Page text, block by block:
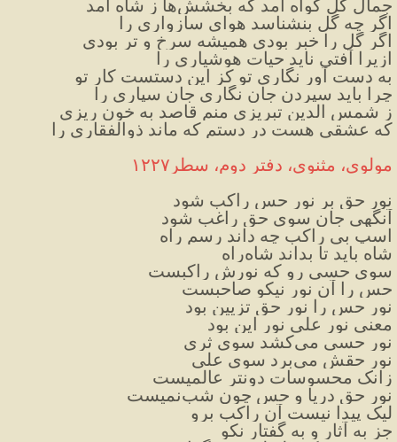
جمال گل گواه آمد که بخشش‌ها ز شاه آمد
اگر چه گل بنشناسد هوای سازواری را
اگر گل را خبر بودی همیشه سرخ و تر بودی
ازیرا آفتی ناید حیات هوشیاری را
به دست آور نگاری تو کز این دستست کار تو
چرا باید سپردن جان نگاری جان سپاری را
ز شمس الدین تبریزی منم قاصد به خون ریزی
که عشقی هست در دستم که ماند ذوالفقاری را
مولوی، مثنوی، دفتر دوم، سطر۱۲۲۷
نور حق بر نور حس راکب شود
آنگهی جان سوی حق راغب شود
اسپ بی راکب چه داند رسم راه
شاه باید تا بداند شاه‌راه
سوی حسی رو که نورش راکبست
حس را آن نور نیکو صاحبست
نور حس را نور حق تزیین بود
معنی نور علی نور این بود
نور حسی می‌کشد سوی ثری
نور حقش می‌برد سوی علی
زانک محسوسات دونتر عالمیست
نور حق دریا و حس چون شب‌نمیست
لیک پیدا نیست آن راکب برو
جز به آثار و به گفتار نکو